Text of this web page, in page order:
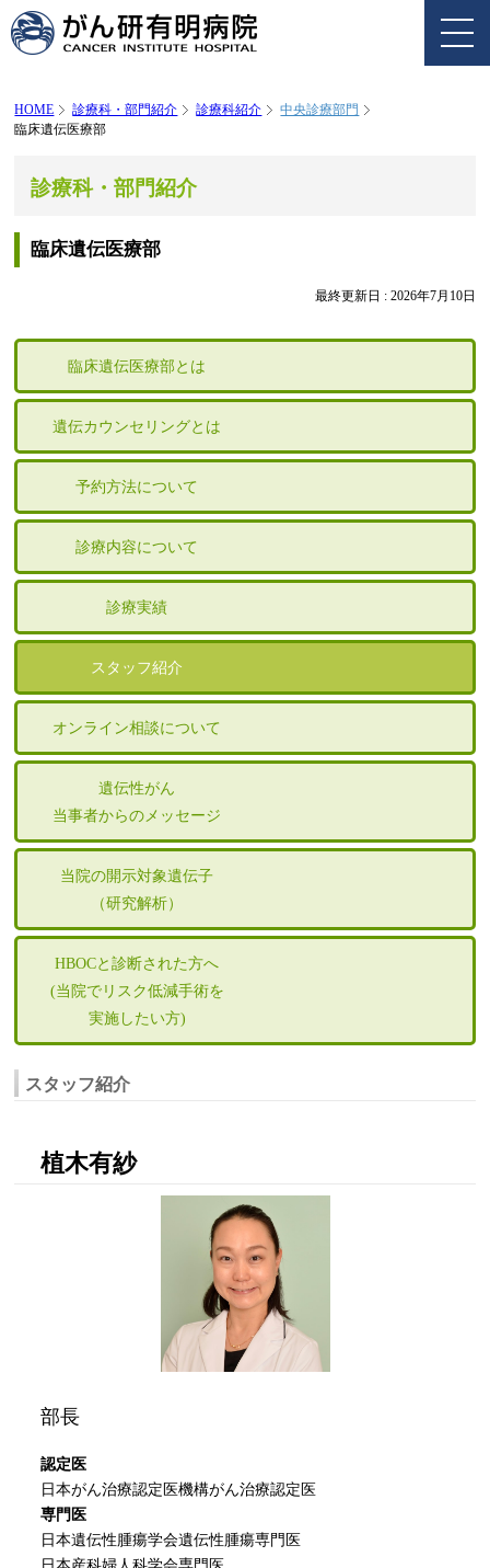
HOME 診療科・部門紹介 診療科紹介
中央診療部門
臨床遺伝医療部
診療科・部門紹介
臨床遺伝医療部
最終更新日 : 2026年7月10日
臨床遺伝医療部とは
遺伝カウンセリングとは
予約方法について
診療内容について
診療実績
スタッフ紹介
オンライン相談について
遺伝性がん
当事者からのメッセージ
当院の開示対象遺伝子
（研究解析）
HBOCと診断された方へ
(当院でリスク低減手術を
実施したい方)
スタッフ紹介
植木有紗
部長
認定医
日本がん治療認定医機構がん治療認定医
専門医
日本遺伝性腫瘍学会遺伝性腫瘍専門医
日本産科婦人科学会専門医